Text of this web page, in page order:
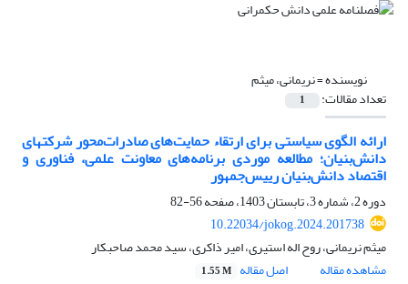
نویسنده =نریمانی، میثم
تعداد مقالات: 1
ارائه الگوی سیاستی برای ارتقاء حمایت‌های صادرات‌محور شرکتهای
دانش‌بنیان؛ مطالعه موردی برنامه‌های معاونت علمی، فناوری و
اقتصاد دانش‌بنیان رییس‌جمهور
دوره 2، شماره 3، تابستان 1403، صفحه
56-82
10.22034/jokog.2024.201738
میثم نریمانی، روح اله استیری، امیر ذاکری، سید محمد صاحبکار
مشاهده مقاله
اصل مقاله 1.55 M